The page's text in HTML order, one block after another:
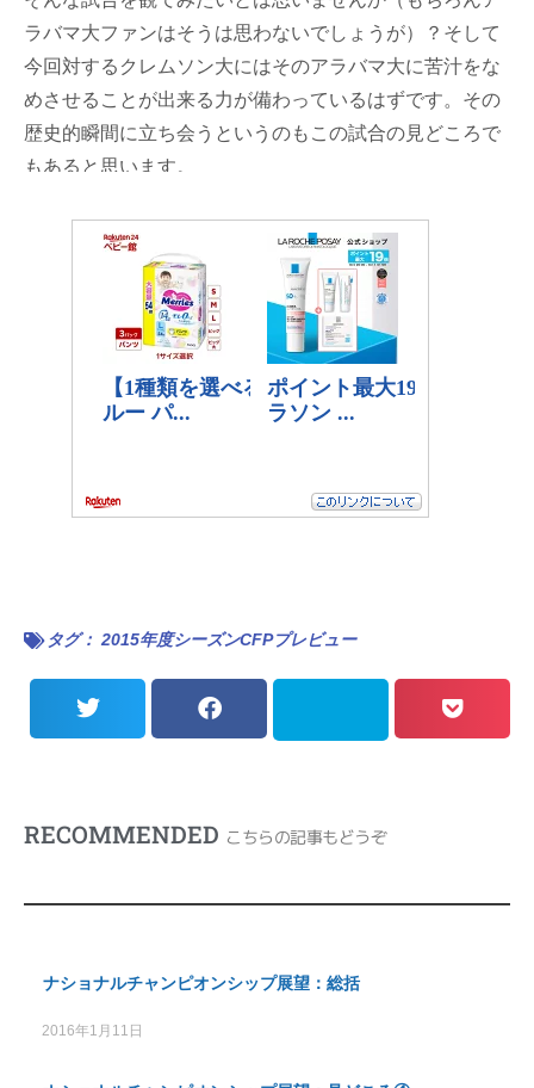
ラバマ大ファンはそうは思わないでしょうが）？そして
今回対するクレムソン大にはそのアラバマ大に苦汁をな
めさせることが出来る力が備わっているはずです。その
歴史的瞬間に立ち会うというのもこの試合の見どころで
もあると思います。
タグ： 2015年度シーズンCFPプレビュー
RECOMMENDED こちらの記事もどうぞ
ナショナルチャンピオンシップ展望：総括
2016年1月11日